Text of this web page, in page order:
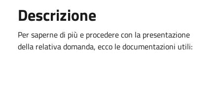
Descrizione
Per saperne di più e procedere con la presentazione
della relativa domanda, ecco le documentazioni utili: